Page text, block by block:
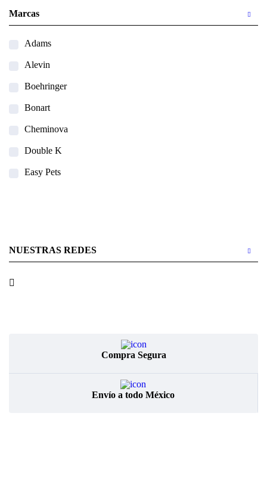
Marcas
Adams
Alevin
Boehringer
Bonart
Cheminova
Double K
Easy Pets
NUESTRAS REDES
Compra Segura
Envío a todo México